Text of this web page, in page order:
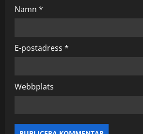
Namn *
E-postadress *
Webbplats